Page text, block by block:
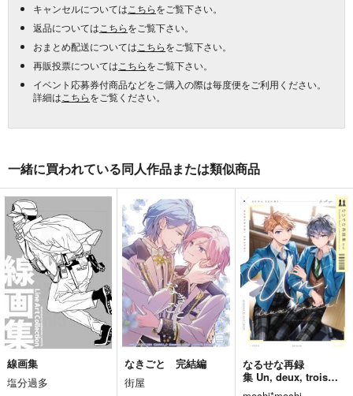
キャンセルについては こちらをご覧下さい。
返品については こちらをご覧下さい。
おまとめ配送については こちらをご覧下さい。
再販投票については こちらをご覧下さい。
イベント応募券付商品などをご購入の際は毎度便をご利用ください。
詳細は こちらをご覧ください。
一緒に買われている同人作品または類似商品
線画集
塩分過多
なきごと 完結編
街屋
なるせな再録
集 Un, deux, trois！
【全年齢向け編】